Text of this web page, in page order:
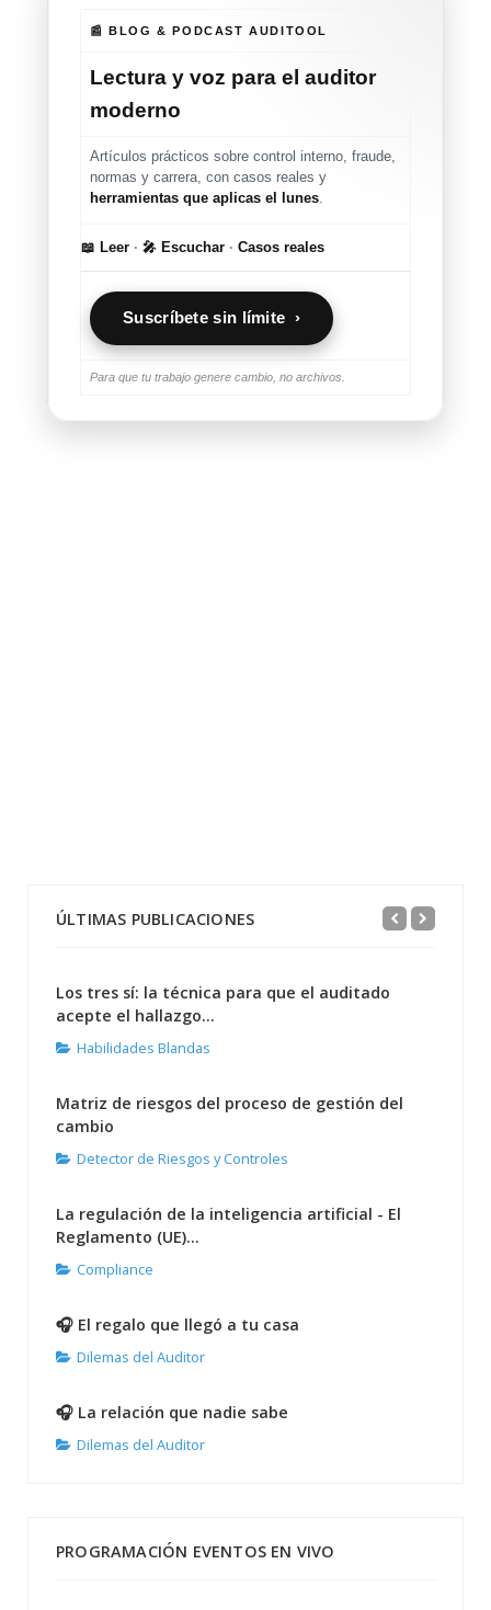
📰 BLOG & PODCAST AUDITOOL
Lectura y voz para el auditor
moderno
Artículos prácticos sobre control interno, fraude,
normas y carrera, con casos reales y
herramientas que aplicas el lunes.
📖 Leer · 🎤 Escuchar · Casos reales
Suscríbete sin límite ›
Para que tu trabajo genere cambio, no archivos.
ÚLTIMAS PUBLICACIONES
Los tres sí: la técnica para que el auditado
acepte el hallazgo...
Habilidades Blandas
Matriz de riesgos del proceso de gestión del
cambio
Detector de Riesgos y Controles
La regulación de la inteligencia artificial - El
Reglamento (UE)...
Compliance
🎧 El regalo que llegó a tu casa
Dilemas del Auditor
🎧 La relación que nadie sabe
Dilemas del Auditor
PROGRAMACIÓN EVENTOS EN VIVO